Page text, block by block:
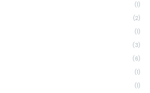
(1)
(2)
(1)
(3)
(6)
(1)
(1)